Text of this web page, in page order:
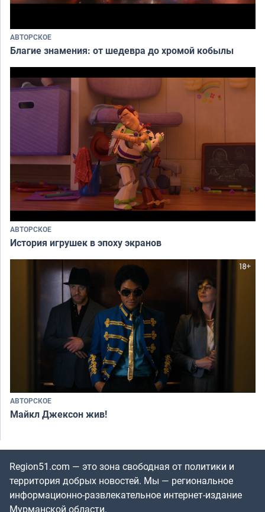
АВТОРСКОЕ
Благие знамения: от шедевра до хромой кобылы
АВТОРСКОЕ
История игрушек в эпоху экранов
АВТОРСКОЕ
Майкл Джексон жив!
Region51.com — это зона свободная от политики и
территория добрых новостей. Мы — региональное
информационно-развлекательное интернет-издание
Мурманской области.